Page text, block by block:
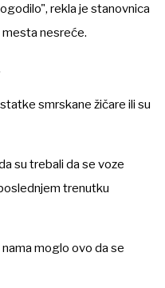
rekla je stanovnica
mesta nesreće.
smrskane žičare ili su
su trebali da se voze
trenutku
nama moglo ovo da se